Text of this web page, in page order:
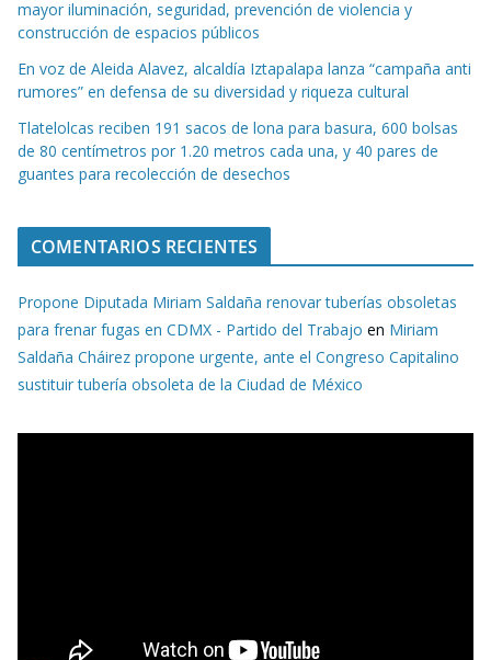
mayor iluminación, seguridad, prevención de violencia y
construcción de espacios públicos
En voz de Aleida Alavez, alcaldía Iztapalapa lanza “campaña anti
rumores” en defensa de su diversidad y riqueza cultural
Tlatelolcas reciben 191 sacos de lona para basura, 600 bolsas
de 80 centímetros por 1.20 metros cada una, y 40 pares de
guantes para recolección de desechos
COMENTARIOS RECIENTES
Propone Diputada Miriam Saldaña renovar tuberías obsoletas
para frenar fugas en CDMX - Partido del Trabajo en Miriam
Saldaña Cháirez propone urgente, ante el Congreso Capitalino
sustituir tubería obsoleta de la Ciudad de México